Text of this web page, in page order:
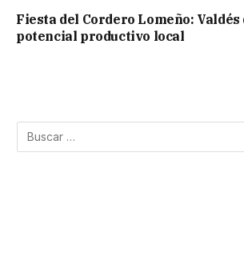
Fiesta del Cordero Lomeño: Valdés
potencial productivo local